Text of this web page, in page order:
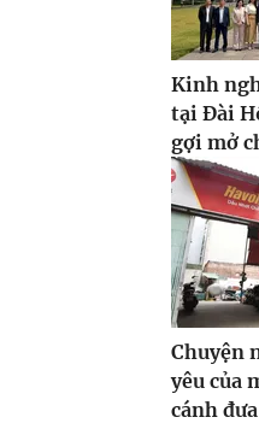
Kinh
tại Đài
gợi mở
Chuyện
yêu của
cánh